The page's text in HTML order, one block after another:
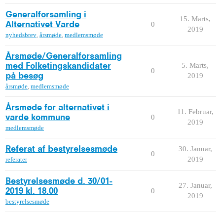
Generalforsamling i
Alternativet Varde
nyhedsbrev, årsmøde, medlemsmøde
0
15. Marts,
2019
Årsmøde/Generalforsamling
med Folketingskandidater
på besøg
årsmøde, medlemsmøde
0
5. Marts,
2019
Årsmøde for alternativet i
varde kommune
medlemsmøde
0
11. Februar,
2019
Referat af bestyrelsesmøde
referater
0
30. Januar,
2019
Bestyrelsesmøde d. 30/01-
2019 kl. 18.00
bestyrelsesmøde
0
27. Januar,
2019